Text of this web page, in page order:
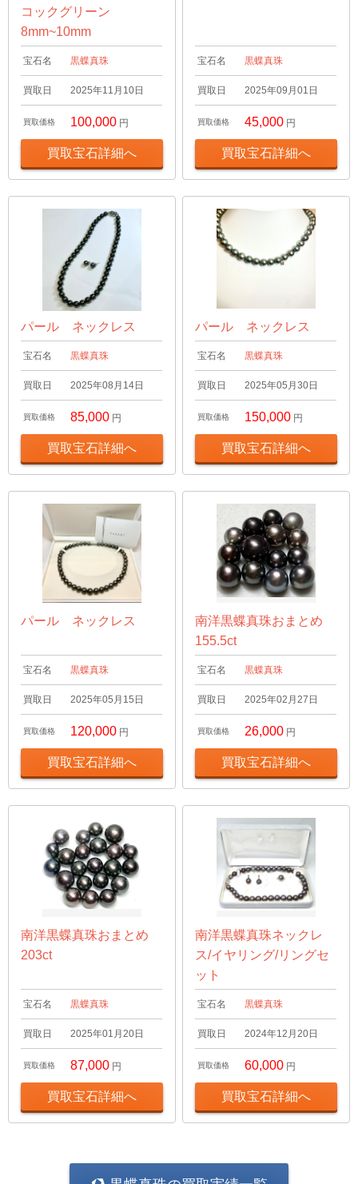
コックグリーン
8mm~10mm
宝石名 黒蝶真珠
買取日 2025年11月10日
買取価格 100,000 円
買取宝石詳細へ
宝石名 黒蝶真珠
買取日 2025年09月01日
買取価格 45,000 円
買取宝石詳細へ
パール ネックレス
宝石名 黒蝶真珠
買取日 2025年08月14日
買取価格 85,000 円
買取宝石詳細へ
パール ネックレス
宝石名 黒蝶真珠
買取日 2025年05月30日
買取価格 150,000 円
買取宝石詳細へ
パール ネックレス
宝石名 黒蝶真珠
買取日 2025年05月15日
買取価格 120,000 円
買取宝石詳細へ
南洋黒蝶真珠おまとめ
155.5ct
宝石名 黒蝶真珠
買取日 2025年02月27日
買取価格 26,000 円
買取宝石詳細へ
南洋黒蝶真珠おまとめ
203ct
宝石名 黒蝶真珠
買取日 2025年01月20日
買取価格 87,000 円
買取宝石詳細へ
南洋黒蝶真珠ネックレ
ス/イヤリング/リングセ
ット
宝石名 黒蝶真珠
買取日 2024年12月20日
買取価格 60,000 円
買取宝石詳細へ